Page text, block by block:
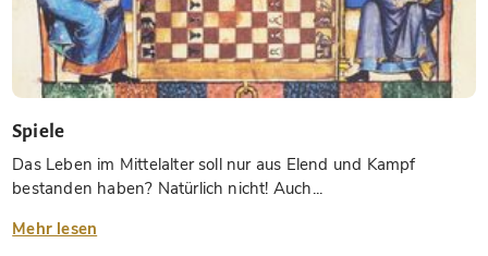
Spiele
Das Leben im Mittelalter soll nur aus Elend und Kampf
bestanden haben? Natürlich nicht! Auch...
Mehr lesen